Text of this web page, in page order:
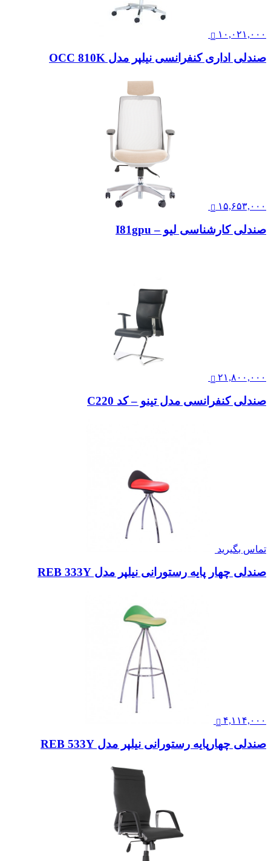
۱۰,۰۲۱,۰۰۰
صندلی اداری کنفرانسی نیلپر مدل OCC 810K
۱۵,۶۵۳,۰۰۰
صندلی کارشناسی لیو – I81gpu
۲۱,۸۰۰,۰۰۰
صندلی کنفرانسی مدل تینو – کد C220
تماس بگیرید
صندلی چهار پایه رستورانی نیلپر مدل REB 333Y
۴,۱۱۴,۰۰۰
صندلی چهارپایه رستورانی نیلپر مدل REB 533Y